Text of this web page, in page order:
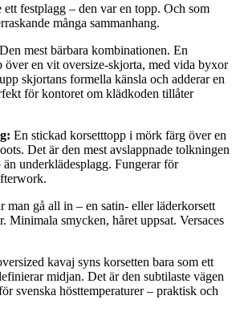
festplagg – den var en topp. Och som
många sammanhang.
Den mest bärbara kombinationen. En
över en vit oversize-skjorta, med vida byxor
skjortans formella känsla och adderar en
för kontoret om klädkoden tillåter
En stickad korsetttopp i mörk färg över en
Det är den mest avslappnade tolkningen
underklädesplagg. Fungerar för
man gå all in – en satin- eller läderkorsett
Minimala smycken, håret uppsat. Versaces
kavaj syns korsetten bara som ett
midjan. Det är den subtilaste vägen
svenska hösttemperaturer – praktisk och